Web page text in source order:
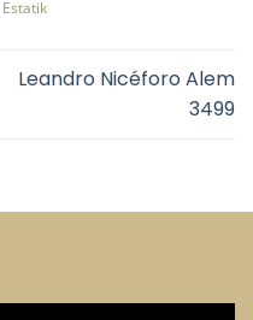
Estatik
Leandro Nicéforo Alem
3499